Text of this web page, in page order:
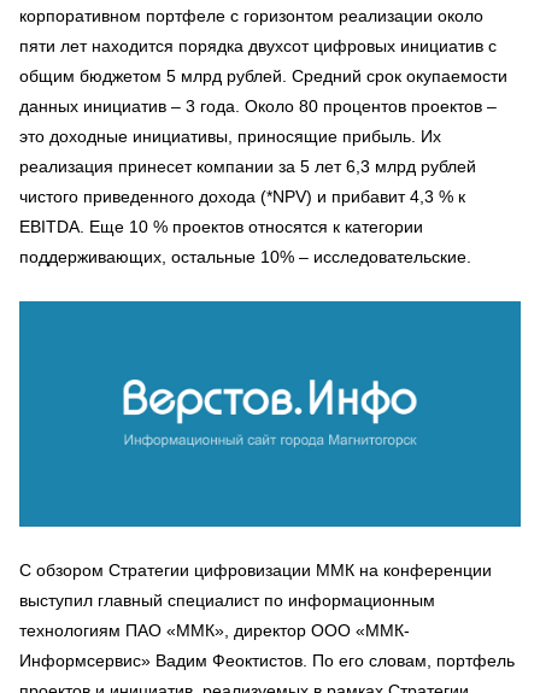
корпоративном портфеле с горизонтом реализации около
пяти лет находится порядка двухсот цифровых инициатив с
общим бюджетом 5 млрд рублей. Средний срок окупаемости
данных инициатив – 3 года. Около 80 процентов проектов –
это доходные инициативы, приносящие прибыль. Их
реализация принесет компании за 5 лет 6,3 млрд рублей
чистого приведенного дохода (*NPV) и прибавит 4,3 % к
EBITDA. Еще 10 % проектов относятся к категории
поддерживающих, остальные 10% – исследовательские.
С обзором Стратегии цифровизации ММК на конференции
выступил главный специалист по информационным
технологиям ПАО «ММК», директор ООО «ММК-
Информсервис» Вадим Феоктистов. По его словам, портфель